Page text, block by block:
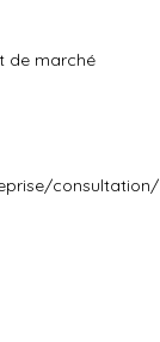
de marché
consultation/